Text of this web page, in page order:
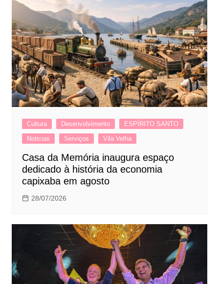
Cultura Desenvolvimento
ESPÍRITO SANTO
Noticias
Serviços Vila Velha
Casa da Memória inaugura espaço
dedicado à história da economia
capixaba em agosto
28/07/2026